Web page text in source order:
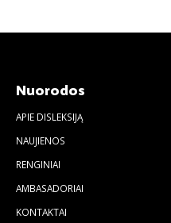
Nuorodos
APIE DISLEKSIJĄ
NAUJIENOS
RENGINIAI
AMBASADORIAI
KONTAKTAI